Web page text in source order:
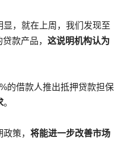
，就在上周，我们发现至
款产品， 这说明机构认为
的借款人推出抵押贷款担保
。
策， 将能进一步改善市场